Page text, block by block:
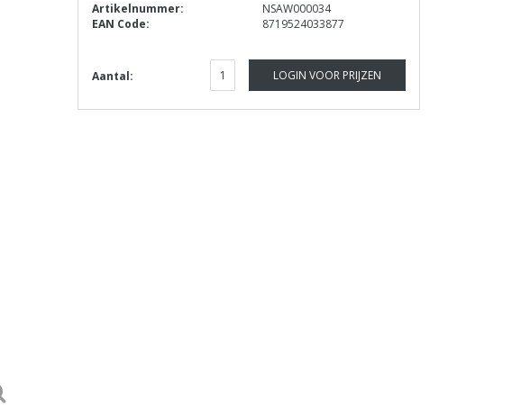
Artikelnummer:
NSAW000034
EAN Code:
8719524033877
Aantal: LOGIN VOOR PRIJZEN